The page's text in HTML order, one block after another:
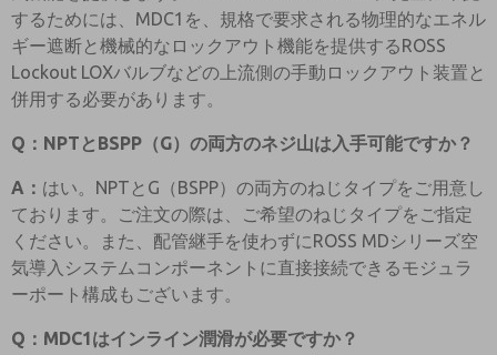
するためには、MDC1を、規格で要求される物理的なエネル
ギー遮断と機械的なロックアウト機能を提供するROSS
Lockout LOXバルブなどの上流側の手動ロックアウト装置と
併用する必要があります。
Q：NPTとBSPP（G）の両方のネジ山は入手可能ですか？
A： はい。NPTとG（BSPP）の両方のねじタイプをご用意し
ております。ご注文の際は、ご希望のねじタイプをご指定
ください。また、配管継手を使わずにROSS MDシリーズ空
気導入システムコンポーネントに直接接続できるモジュラ
ーポート構成もございます。
Q：MDC1はインライン潤滑が必要ですか？